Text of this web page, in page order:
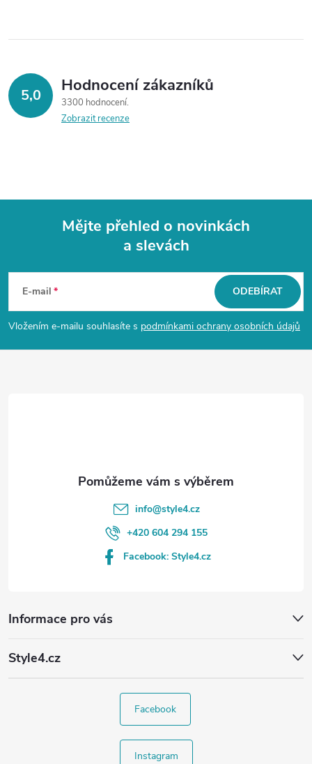
5,0 Hodnocení zákazníků
3300 hodnocení
Zobrazit recenze
p
Mějte přehled o novinkách
a slevách
E-mail
Vložením e-mailu souhlasíte s podmínkami ochrany osobních údajů
ODEBÍRAT
Informace pro vás
Style4.cz
info@style4.cz
+420 604 294 155
Facebook: Style4.cz
Facebook
Instagram